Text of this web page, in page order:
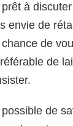
à
envie de
de
de
de